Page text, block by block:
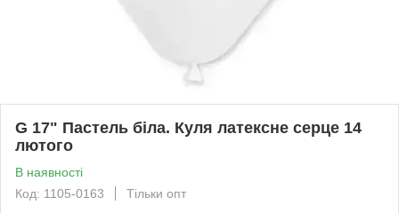
G 17" Пастель біла. Куля латексне серце 14
лютого
В наявності
Код: 1105-0163
Тільки опт